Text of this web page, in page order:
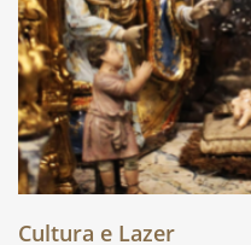
Cultura e Lazer